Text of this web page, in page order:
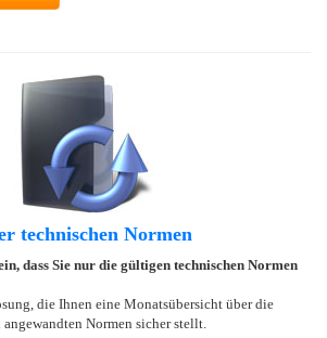
technischen Normen
dass Sie nur die gültigen technischen Normen
die Ihnen eine Monatsübersicht über die
Normen sicher stellt.